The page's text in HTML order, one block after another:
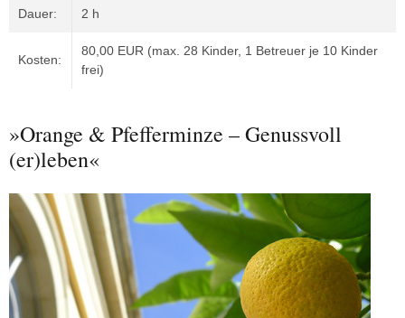
Dauer: 2 h
Kosten:
80,00 EUR (max. 28 Kinder, 1 Betreuer je 10 Kinder
frei)
»Orange & Pfefferminze – Genussvoll
(er)leben«